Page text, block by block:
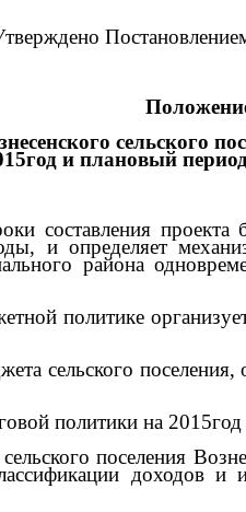
сельского
и плановый
составления
и определяет
района
политике
сельского
политики на
поселения
доходов и